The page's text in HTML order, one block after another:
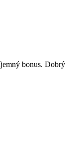
bonus. Dobrý